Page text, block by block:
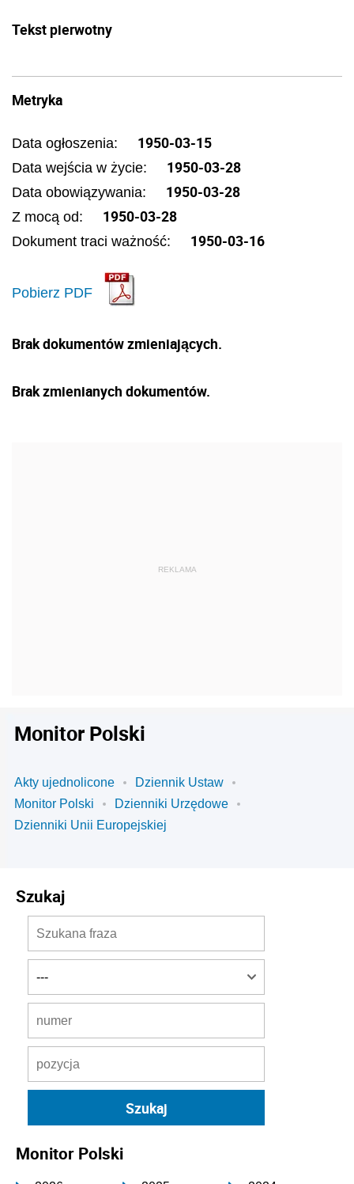
Tekst pierwotny
Metryka
Data ogłoszenia: 1950-03-15
Data wejścia w życie: 1950-03-28
Data obowiązywania: 1950-03-28
Z mocą od: 1950-03-28
Dokument traci ważność: 1950-03-16
Pobierz PDF
Brak dokumentów zmieniających.
Brak zmienianych dokumentów.
Monitor Polski
Akty ujednolicone
Dziennik Ustaw
Monitor Polski
Dzienniki Urzędowe
Dzienniki Unii Europejskiej
Szukaj
Monitor Polski